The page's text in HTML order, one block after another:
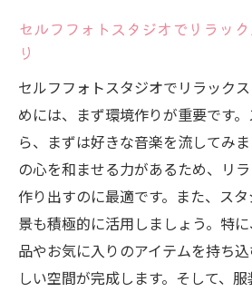
セルフフォトスタジオで
セルフフォトスタジオでリラッ
り
セルフフォトスタジオでリラック
めには、まず環境作りが重要です
ら、まずは好きな音楽を流してみ
の心を和ませる力があるため、リ
作り出すのに最適です。また、ス
景も積極的に活用しましょう。特
品やお気に入りのアイテムを持ち
しい空間が完成します。そして、